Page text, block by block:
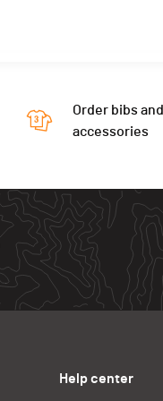
Order bibs and
accessories
Help center